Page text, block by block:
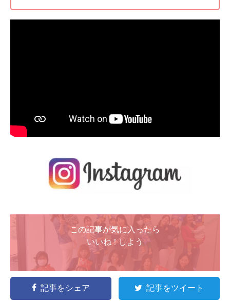
この記事が気に入ったら
いいね ! しよう
記事をシェア 記事をツイート